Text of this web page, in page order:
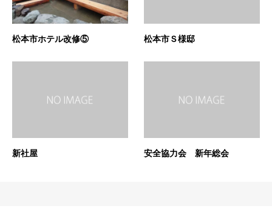
松本市ホテル改修⑤ 松本市Ｓ様邸
新社屋 安全協力会 新年総会